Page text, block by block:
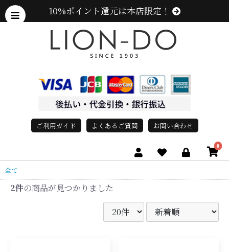
10%ポイント還元は本店限定！
ご利用ガイド よくあるご質問 お問い合わせ
0
全て
2件の商品が見つかりました